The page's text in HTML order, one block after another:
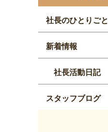
社長のひとりごと
新着情報
社長活動日記
スタッフブログ